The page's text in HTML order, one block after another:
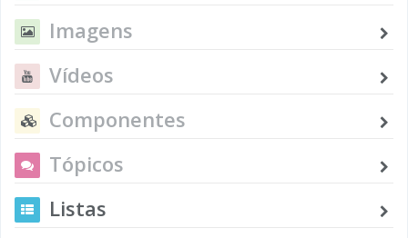
Imagens
Vídeos
Componentes
Tópicos
Listas